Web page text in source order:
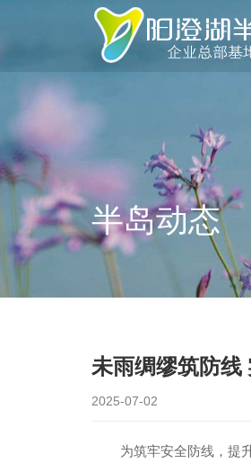
半岛动态
未雨绸缪筑防
2025-07-02
为筑牢安全防线，提升